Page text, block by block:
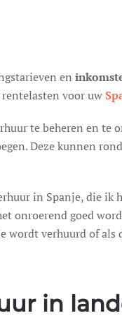
en
voor uw
te beheren en te
Deze kunnen
in Spanje, die ik
onroerend goed
wordt verhuurd of als
in